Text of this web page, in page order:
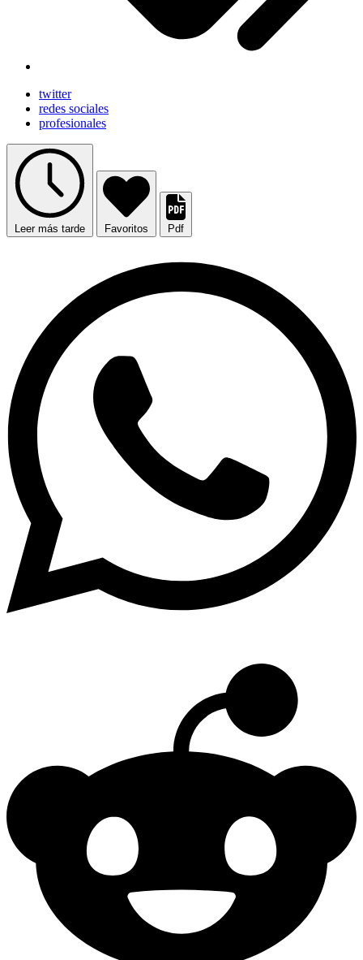
twitter
redes sociales
profesionales
Leer más tarde Favoritos Pdf